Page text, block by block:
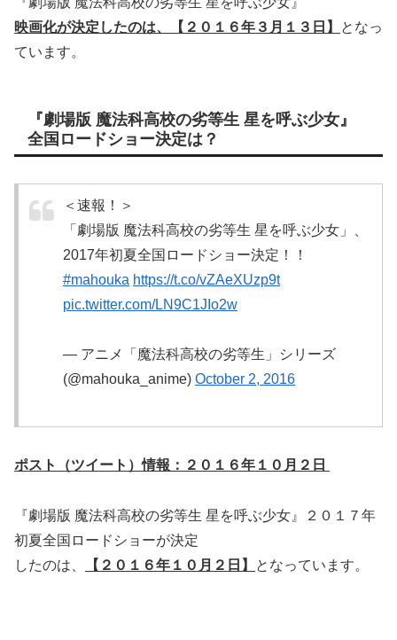
映画化が決定したのは、【２０１６年３月１３日】
となっ
ています。
『劇場版 魔法科高校の劣等生 星を呼ぶ少女』
全国ロードショー決定は？
＜速報！＞
「劇場版 魔法科高校の劣等生 星を呼ぶ少女」、
2017年初夏全国ロードショー決定！！
#mahouka https://t.co/vZAeXUzp9t
pic.twitter.com/LN9C1JIo2w
— アニメ「魔法科高校の劣等生」シリーズ
(@mahouka_anime) October 2, 2016
ポスト（ツイート）情報：２０１６年１０月２日
『劇場版 魔法科高校の劣等生 星を呼ぶ少女』２０１７年
初夏全国ロードショーが決定
したのは、
【２０１６年１０月２日】 となっています。